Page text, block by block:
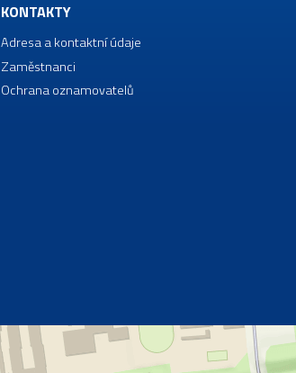
KONTAKTY
Adresa a kontaktní údaje
Zaměstnanci
Ochrana oznamovatelů